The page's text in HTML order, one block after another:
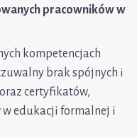
pracowników w
kompetencjach
brak spójnych i
certyfikatów,
edukacji formalnej i